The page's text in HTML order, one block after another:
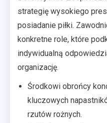
strategię wysokiego
posiadanie piłki.
konkretne role, które
indywidualną
organizację.
Środkowi obrońcy
kluczowych
rzutów rożnych.